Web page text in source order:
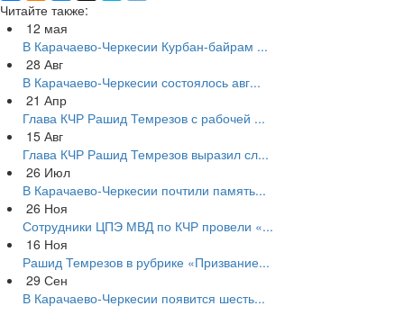
Читайте также:
12 мая
В Карачаево-Черкесии Курбан-байрам ...
28 Авг
В Карачаево-Черкесии состоялось авг...
21 Апр
Глава КЧР Рашид Темрезов с рабочей ...
15 Авг
Глава КЧР Рашид Темрезов выразил сл...
26 Июл
В Карачаево-Черкесии почтили память...
26 Ноя
Сотрудники ЦПЭ МВД по КЧР провели «...
16 Ноя
Рашид Темрезов в рубрике «Призвание...
29 Сен
В Карачаево-Черкесии появится шесть...